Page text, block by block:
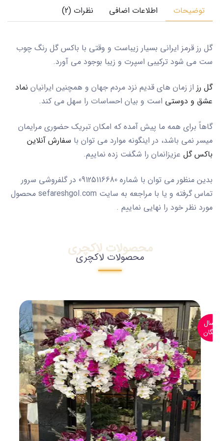
توضیحات اطلاعات اضافی نظرات (2)
گل رز قرمز ایرانی بسیار زیباست و وقتی با باکس گل رنگ چوب
ست می شود ترکیبی اسپرت و زیبا بوجود می آورد.
گل رز از زمان های قدیم نزد مردم جهان و همچنین ایرانیان نماد
عشق و دوستی است و بیان احساسات را سهل می کند.
گاهاً برای همه ما پیش آمده که امکان تبریک حضوری مرایمان
میسر نمی باشد، در اینگونه موارد می توان با سفارش آنلاین
باکس گل عزیزانمان را شگفت زده نماییم.
بدین منظور می توان با شماره 09125116680 در گلفروشی سرور
تماس گرفته و یا با مراجعه به سایت sefareshgol.com محصول
مورد نظر خود را نهایی نماییم .
محصولات لاکچری
محصولات لاکچری
ارسال
رایگان